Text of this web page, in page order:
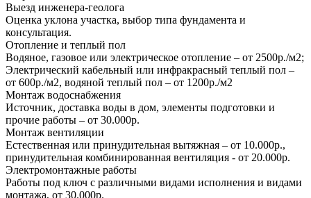
Выезд инженера-геолога
Оценка уклона участка, выбор типа фундамента и
консультация.
Отопление и теплый пол
Водяное, газовое или электрическое отопление – от 2500р./м2;
Электрический кабельный или инфракрасный теплый пол –
от 600р./м2, водяной теплый пол – от 1200р./м2
Монтаж водоснабжения
Источник, доставка воды в дом, элементы подготовки и
прочие работы – от 30.000р.
Монтаж вентиляции
Естественная или принудительная вытяжная – от 10.000р.,
принудительная комбинированная вентиляция - от 20.000р.
Электромонтажные работы
Работы под ключ с различными видами исполнения и видами
монтажа, от 30.000р.